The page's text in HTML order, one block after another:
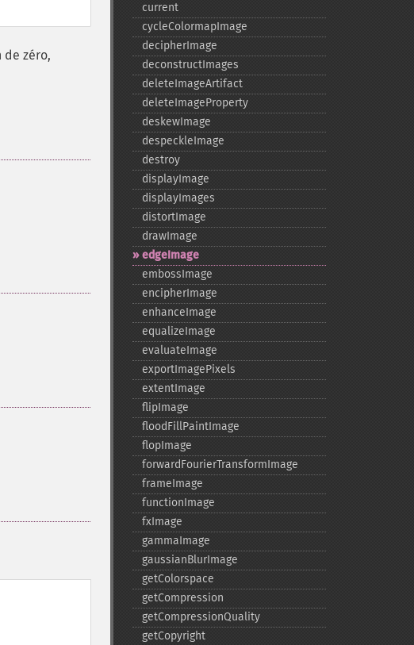
de zéro,
current
cycleColormapImage
decipherImage
deconstructImages
deleteImageArtifact
deleteImageProperty
deskewImage
despeckleImage
destroy
displayImage
displayImages
distortImage
drawImage
edgeImage
embossImage
encipherImage
enhanceImage
equalizeImage
evaluateImage
exportImagePixels
extentImage
flipImage
floodFillPaintImage
flopImage
forwardFourierTransformImage
frameImage
functionImage
fxImage
gammaImage
gaussianBlurImage
getColorspace
getCompression
getCompressionQuality
getCopyright